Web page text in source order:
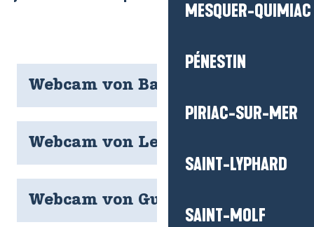
MESQUER-QUIMIAC
PÉNESTIN
PIRIAC-SUR-MER
SAINT-LYPHARD
SAINT-MOLF
Webcam von Batz-sur-Mer
Webcam von Le Croisic
Webcam von Guérande